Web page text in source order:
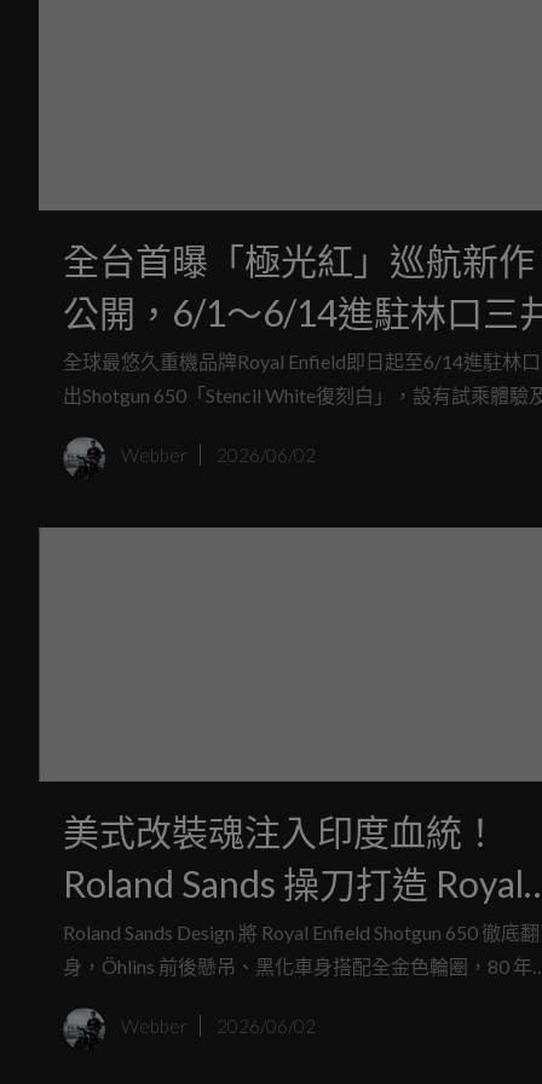
全台首曝「極光紅」巡航新
公開，6/1～6/14進駐林口三
全球最悠久重機品牌Royal Enfield即日起至6/14進駐林
出Shotgun 650「Stencil White復刻白」，設有試乘體驗
Webber 2026/06/02
美式改裝魂注入印度血統！
Roland Sands 操刀打造 Royal
Enfield「Reload 650」，
Öhlins 懸吊、金輪圈霸氣亮相
Roland Sands Design 將 Royal Enfield Shotgun 650 徹底翻
身，Öhlins 前後懸吊、黑化車身搭配全金色輪圈，80 年
Webber 2026/06/02